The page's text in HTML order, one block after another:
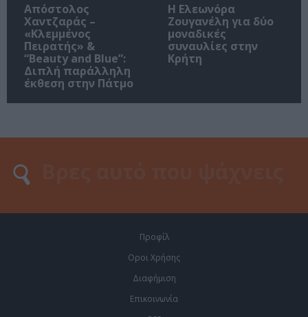
Απόστολος
Χαντζαράς –
«Κλεμμένος
Πειρατής» &
“Beauty and Blue”:
Διπλή παράλληλη
έκθεση στην Πάτμο
Η Ελεωνόρα
Ζουγανέλη για δύο
μοναδικές
συναυλίες στην
Κρήτη
Προφίλ
Οροι Χρήσης
Διαφήμιση
Επικοινωνία